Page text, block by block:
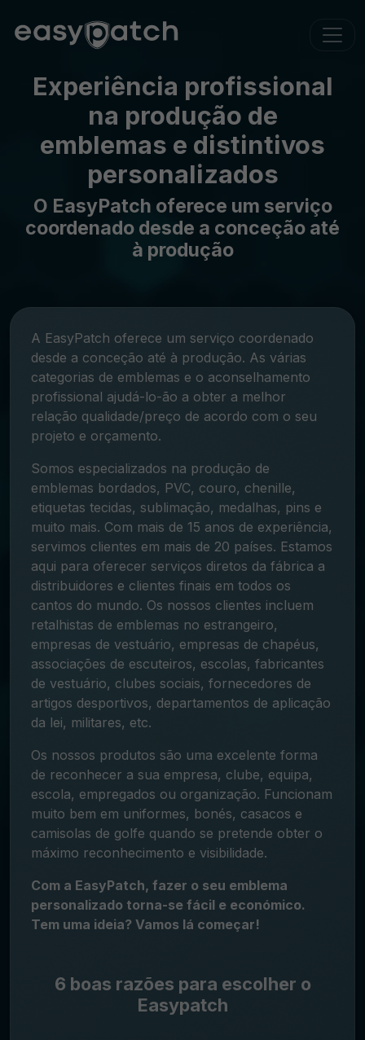
Experiência profissional
na produção de
emblemas e distintivos
personalizados
O EasyPatch oferece um serviço
coordenado desde a conceção até
à produção
A EasyPatch oferece um serviço coordenado
desde a conceção até à produção. As várias
categorias de emblemas e o aconselhamento
profissional ajudá-lo-ão a obter a melhor
relação qualidade/preço de acordo com o seu
projeto e orçamento.
Somos especializados na produção de
emblemas bordados, PVC, couro, chenille,
etiquetas tecidas, sublimação, medalhas, pins e
muito mais. Com mais de 15 anos de experiência,
servimos clientes em mais de 20 países. Estamos
aqui para oferecer serviços diretos da fábrica a
distribuidores e clientes finais em todos os
cantos do mundo. Os nossos clientes incluem
retalhistas de emblemas no estrangeiro,
empresas de vestuário, empresas de chapéus,
associações de escuteiros, escolas, fabricantes
de vestuário, clubes sociais, fornecedores de
artigos desportivos, departamentos de aplicação
da lei, militares, etc.
Os nossos produtos são uma excelente forma
de reconhecer a sua empresa, clube, equipa,
escola, empregados ou organização. Funcionam
muito bem em uniformes, bonés, casacos e
camisolas de golfe quando se pretende obter o
máximo reconhecimento e visibilidade.
Com a EasyPatch, fazer o seu emblema
personalizado torna-se fácil e económico.
Tem uma ideia? Vamos lá começar!
6 boas razões para escolher o
Easypatch